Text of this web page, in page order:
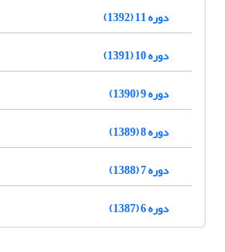
دوره 11 (1392)
دوره 10 (1391)
دوره 9 (1390)
دوره 8 (1389)
دوره 7 (1388)
دوره 6 (1387)